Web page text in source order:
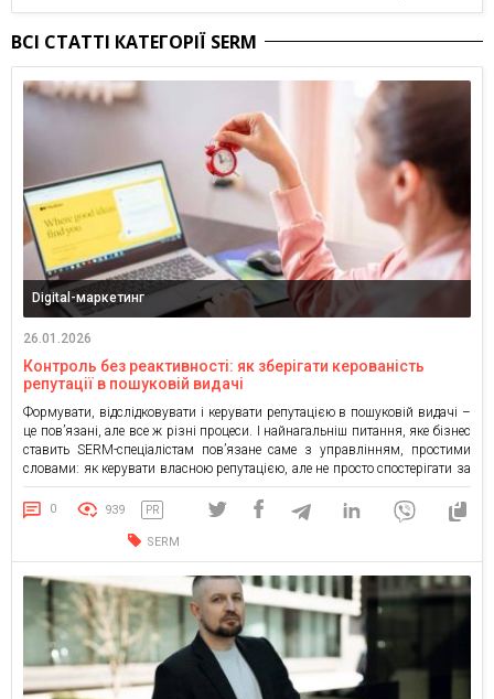
ВСІ СТАТТІ КАТЕГОРІЇ SERM
Digital-маркетинг
26.01.2026
Контроль без реактивності: як зберігати керованість
репутації в пошуковій видачі
Формувати, відслідковувати і керувати репутацією в пошуковій видачі –
це пов’язані, але все ж різні процеси. І найнагальніш питання, яке бізнес
ставить SERM-спеціалістам пов’язане саме з управлінням, простими
словами: як керувати власною репутацією, але не просто спостерігати за
її хаотичним формуванням. Розбираємося спільно з фахівцями агенції
по управлінню репутацією SERM.Partners. Реактивність як пастка для
0 939 PR
SERM